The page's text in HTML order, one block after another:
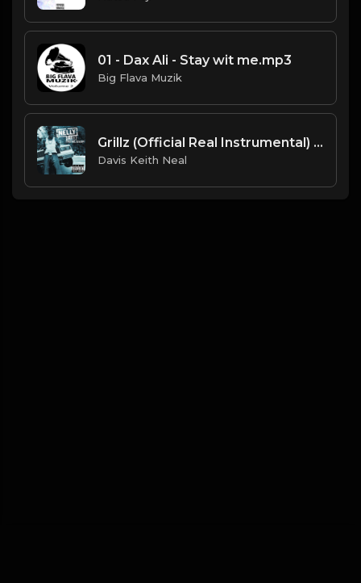
01 - Dax Ali - Stay wit me.mp3
Big Flava Muzik
Grillz (Official Real Instrumental) (Reprod. by ASTROSTAR & Trap H-Town Beats) - Nelly, Paul Wall, Ali & Gipp
Davis Keith Neal